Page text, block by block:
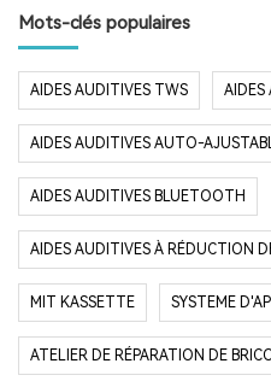
Mots-clés populaires
AIDES AUDITIVES TWS AIDES
AIDES AUDITIVES AUTO-
AIDES AUDITIVES BLUETOOTH
AIDES AUDITIVES À RÉDUCTION
MIT KASSETTE SYSTEME
ATELIER DE RÉPARATION DE